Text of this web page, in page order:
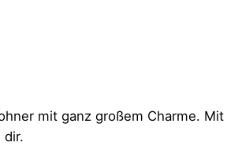
mit ganz großem Charme.
dir.